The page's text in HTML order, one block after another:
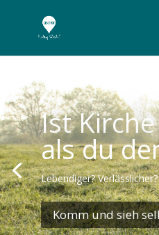
Ist
als du
Lebendiger?
Komm und sieh